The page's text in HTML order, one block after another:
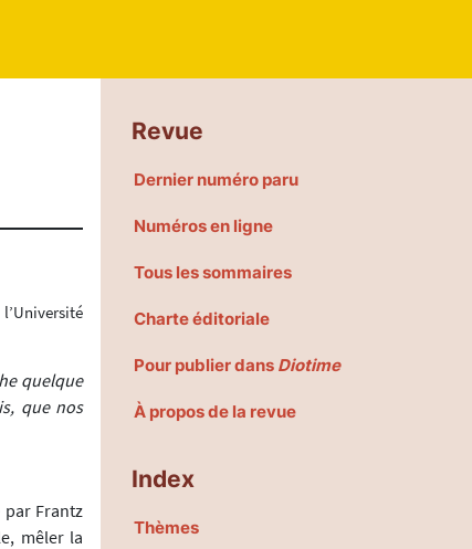
quelque
que nos
Frantz
mêler la
Revue
Dernier numéro paru
Numéros en ligne
Tous les sommaires
Charte éditoriale
Pour publier dans Diotime
À propos de la revue
Index
Thèmes